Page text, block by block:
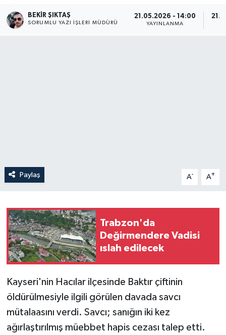
BEKIR ŞIKTAŞ
SORUMLU YAZI İŞLERI MÜDÜRÜ
21.05.2026 - 14:00
YAYINLANMA
Paylaş A- A+
Trabzon'da
Değirmendere Vadisi
ıslah edilecek
Kayseri'nin Hacılar ilçesinde Baktır çiftinin
öldürülmesiyle ilgili görülen davada savcı
mütalaasını verdi. Savcı; sanığın iki kez
ağırlaştırılmış müebbet hapis cezası talep etti.